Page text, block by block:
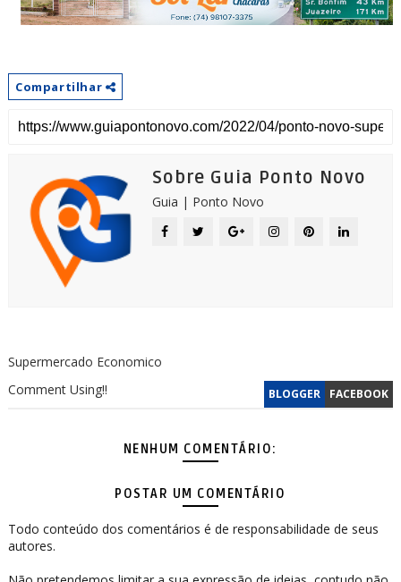
Compartilhar
Sobre Guia Ponto Novo
Guia | Ponto Novo
Supermercado Economico
BLOGGER FACEBOOK
Comment Using!!
NENHUM COMENTÁRIO:
POSTAR UM COMENTÁRIO
Todo conteúdo dos comentários é de responsabilidade de seus
autores.